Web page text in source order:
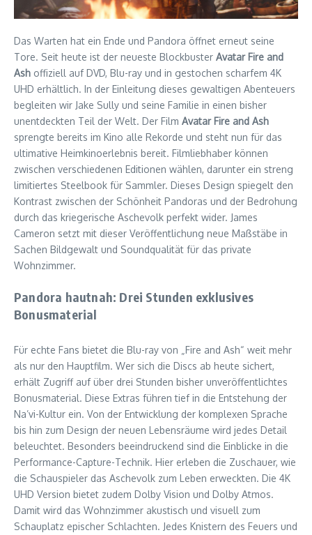
Das Warten hat ein Ende und Pandora öffnet erneut seine
Tore. Seit heute ist der neueste Blockbuster Avatar Fire and
Ash offiziell auf DVD, Blu-ray und in gestochen scharfem 4K
UHD erhältlich. In der Einleitung dieses gewaltigen Abenteuers
begleiten wir Jake Sully und seine Familie in einen bisher
unentdeckten Teil der Welt. Der Film Avatar Fire and Ash
sprengte bereits im Kino alle Rekorde und steht nun für das
ultimative Heimkinoerlebnis bereit. Filmliebhaber können
zwischen verschiedenen Editionen wählen, darunter ein streng
limitiertes Steelbook für Sammler. Dieses Design spiegelt den
Kontrast zwischen der Schönheit Pandoras und der Bedrohung
durch das kriegerische Aschevolk perfekt wider. James
Cameron setzt mit dieser Veröffentlichung neue Maßstäbe in
Sachen Bildgewalt und Soundqualität für das private
Wohnzimmer.
Pandora hautnah: Drei Stunden exklusives
Bonusmaterial
Für echte Fans bietet die Blu-ray von „Fire and Ash“ weit mehr
als nur den Hauptfilm. Wer sich die Discs ab heute sichert,
erhält Zugriff auf über drei Stunden bisher unveröffentlichtes
Bonusmaterial. Diese Extras führen tief in die Entstehung der
Na’vi-Kultur ein. Von der Entwicklung der komplexen Sprache
bis hin zum Design der neuen Lebensräume wird jedes Detail
beleuchtet. Besonders beeindruckend sind die Einblicke in die
Performance-Capture-Technik. Hier erleben die Zuschauer, wie
die Schauspieler das Aschevolk zum Leben erweckten. Die 4K
UHD Version bietet zudem Dolby Vision und Dolby Atmos.
Damit wird das Wohnzimmer akustisch und visuell zum
Schauplatz epischer Schlachten. Jedes Knistern des Feuers und